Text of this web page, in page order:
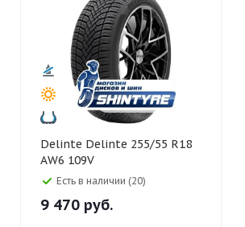
Delinte Delinte 255/55 R18
AW6 109V
Есть в наличии (20)
9 470 руб.